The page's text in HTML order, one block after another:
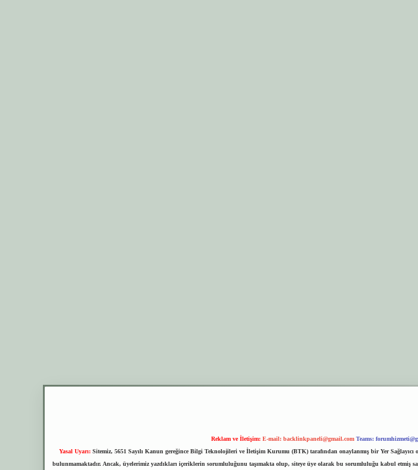
Reklam ve İletişim: E-mail: backlinkpaneli@gmail.com Teams:
Yasal Uyarı: Sitemiz, 5651 Sayılı Kanun gereğince Bilgi Teknolojileri ve İletişim Kurumu (BTK) tarafından onaylanmış bir Yer
bulunmamaktadır. Ancak, üyelerimiz yazdıkları içeriklerin sorumluluğunu taşımakta olup, siteye üye olarak bu sorumluluğu kabul etmiş